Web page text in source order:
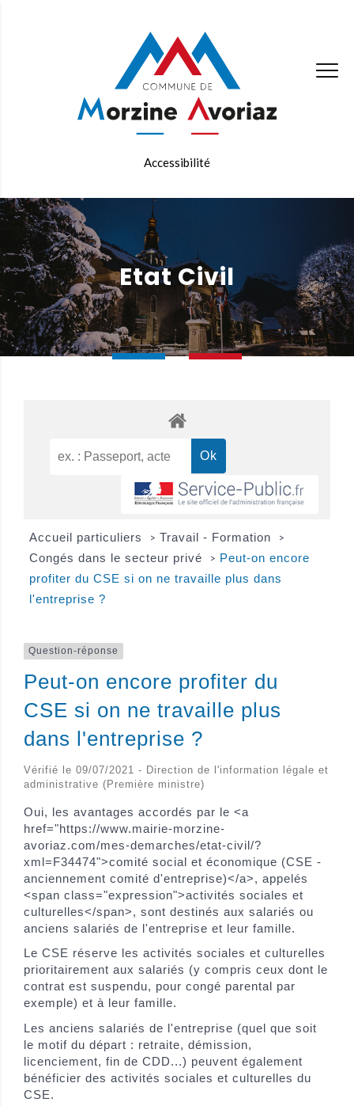
Accessibilité
Etat Civil
Accueil particuliers > Travail - Formation >
Congés dans le secteur privé > Peut-on encore
profiter du CSE si on ne travaille plus dans
l'entreprise ?
Question-réponse
Peut-on encore profiter du
CSE si on ne travaille plus
dans l'entreprise ?
Vérifié le 09/07/2021 - Direction de l'information légale et
administrative (Première ministre)
Oui, les avantages accordés par le <a
href="https://www.mairie-morzine-
avoriaz.com/mes-demarches/etat-civil/?
xml=F34474">comité social et économique (CSE -
anciennement comité d'entreprise)</a>, appelés
<span class="expression">activités sociales et
culturelles</span>, sont destinés aux salariés ou
anciens salariés de l'entreprise et leur famille.
Le CSE réserve les activités sociales et culturelles
prioritairement aux salariés (y compris ceux dont le
contrat est suspendu, pour congé parental par
exemple) et à leur famille.
Les anciens salariés de l'entreprise (quel que soit
le motif du départ : retraite, démission,
licenciement, fin de CDD...) peuvent également
bénéficier des activités sociales et culturelles du
CSE.